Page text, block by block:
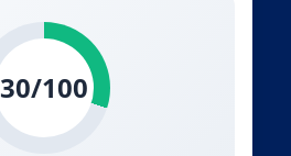
30/100